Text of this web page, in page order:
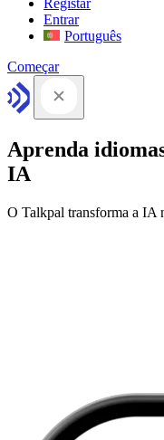
Registar
Entrar
Português
Começar
Aprenda
IA
O Talkpal transforma a IA